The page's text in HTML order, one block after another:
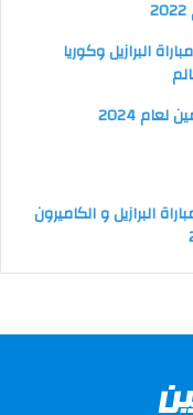
البرازيل وكوريا
2024
البرازيل و الكاميرون